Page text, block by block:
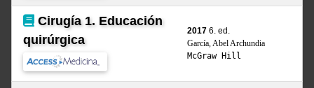
Cirugía 1. Educación
quirúrgica
2017 6. ed.
García, Abel Archundia
McGraw Hill